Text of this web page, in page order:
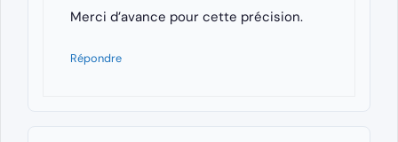
Merci d’avance pour cette précision.
Répondre